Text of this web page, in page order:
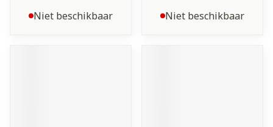
Niet beschikbaar Niet beschikbaar